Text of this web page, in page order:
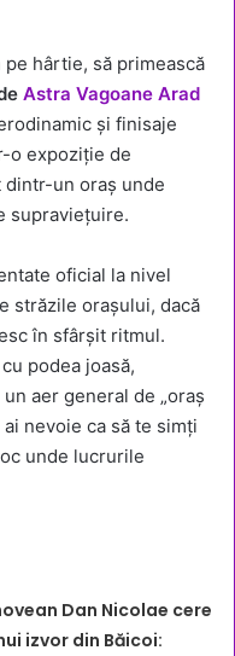
hârtie, să primească
Astra Vagoane Arad
și finisaje
o expoziție de
dintr-un oraș unde
supraviețuire.
oficial la nivel
străzile orașului, dacă
în sfârșit ritmul.
podea joasă,
aer general de „oraș
nevoie ca să te simți
unde lucrurile
Dan Nicolae cere
izvor din Băicoi: